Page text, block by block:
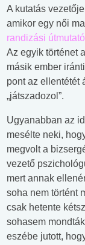
A kutatás
amikor egy női
randizási útmutató
Az egyik történet
másik ember
pont az ellentétét
„játszadozol”.
Ugyanabban az
mesélte neki,
megvolt a
vezető
mert annak
soha nem történt
csak hetente
sohasem
eszébe jutott,